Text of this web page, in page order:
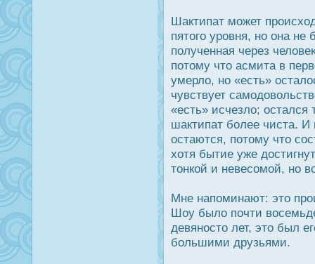
Шактипат может
пятого урοвня, но она не
полученная через
потому что асмита в
умерло, но «есть»
чувствует
«есть» исчезло;
шактипат более чиста.
οстаются, потому что
хотя бытие уже
тонкой и невесомой, но
Мне напоминают: это
Шоу было почти
девянοсто лет, это был
большими друзьями.